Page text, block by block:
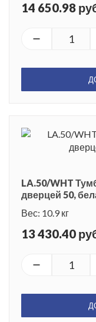
14 650.98
LA.50/WHT
дверцей 50,
Вес: 10.9 кг
13 430.40